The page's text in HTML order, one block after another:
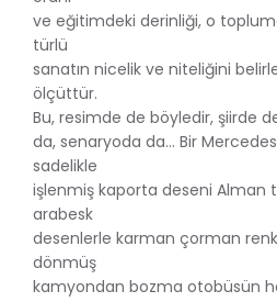
ve eğitimdeki derinliği, o
türlü
sanatın nicelik ve niteliğini
ölçüttür.
Bu, resimde de böyledir, şiirde
da, senaryoda da… Bir
sadelikle
işlenmiş kaporta deseni Alman
arabesk
desenlerle karman çorman
dönmüş
kamyondan bozma otobüsün